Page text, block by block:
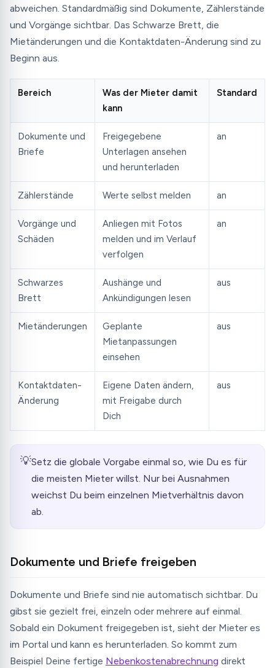
abweichen. Standardmäßig sind Dokumente, Zählerstände
und Vorgänge sichtbar. Das Schwarze Brett, die
Mietänderungen und die Kontaktdaten-Änderung sind zu
Beginn aus.
Bereich
Was der Mieter damit
kann
Standard
Dokumente und
Briefe
Freigegebene
Unterlagen ansehen
und herunterladen
an
Zählerstände Werte selbst melden an
Vorgänge und
Schäden
Anliegen mit Fotos
melden und im Verlauf
verfolgen
an
Schwarzes
Brett
Aushänge und
Ankündigungen lesen
aus
Mietänderungen
Geplante
Mietanpassungen
einsehen
aus
Kontaktdaten-
Änderung
Eigene Daten ändern,
mit Freigabe durch
Dich
aus
💡Setz die globale Vorgabe einmal so, wie Du es für
die meisten Mieter willst. Nur bei Ausnahmen
weichst Du beim einzelnen Mietverhältnis davon
ab.
Dokumente und Briefe freigeben
Dokumente und Briefe sind nie automatisch sichtbar. Du
gibst sie gezielt frei, einzeln oder mehrere auf einmal.
Sobald ein Dokument freigegeben ist, sieht der Mieter es
im Portal und kann es herunterladen. So kommt zum
Beispiel Deine fertige Nebenkostenabrechnung direkt